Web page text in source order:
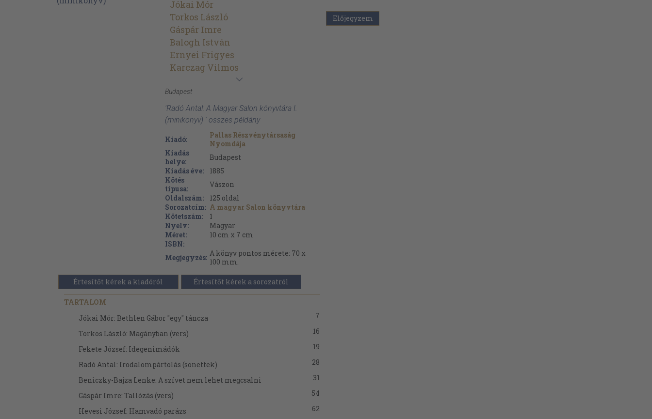
Jókai Mór
Torkos László
Gáspár Imre
Balogh István
Ernyei Frigyes
Karczag Vilmos
Budapest
'Radó Antal: A Magyar Salon könyvtára I.
(minikönyv) ' összes példány
Kiadó:
Pallas Részvénytársaság
Nyomdája
Kiadás
helye:
Budapest
Kiadás éve:
1885
Kötés
típusa:
Vászon
Oldalszám:
125 oldal
Sorozatcím: A magyar Salon könyvtára
Kötetszám:
1
Nyelv:
Magyar
Méret:
10 cm x 7 cm
ISBN:
Megjegyzés: A könyv pontos mérete: 70 x
100 mm.
Értesítőt kérek a kiadóról Értesítőt kérek a sorozatról
TARTALOM
Jókai Mór: Bethlen Gábor "egy" táncza
7
Torkos László: Magányban (vers)
16
Fekete József: Idegenimádók
19
Radó Antal: Irodalompártolás (sonettek)
28
Beniczky-Bajza Lenke: A szívet nem lehet megcsalni
31
Gáspár Imre: Tallózás (vers)
54
Hevesi József: Hamvadó parázs
62
Előjegyzem